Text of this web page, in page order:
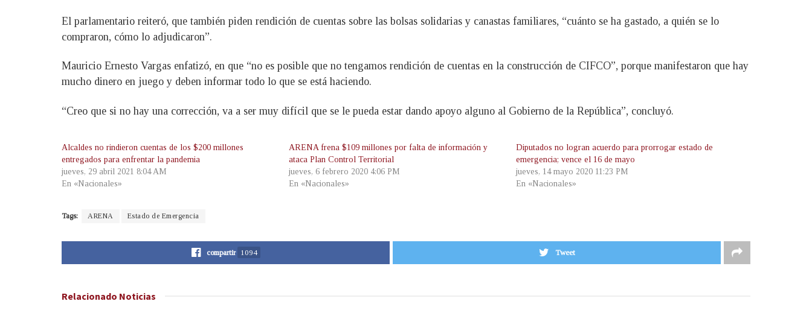
El parlamentario reiteró, que también piden rendición de cuentas sobre las bolsas solidarias y canastas familiares, “cuánto se ha gastado, a quién se lo
compraron, cómo lo adjudicaron”.
Mauricio Ernesto Vargas enfatizó, en que “no es posible que no tengamos rendición de cuentas en la construcción de CIFCO”, porque manifestaron que hay
mucho dinero en juego y deben informar todo lo que se está haciendo.
“Creo que si no hay una corrección, va a ser muy difícil que se le pueda estar dando apoyo alguno al Gobierno de la República”, concluyó.
Alcaldes no rindieron cuentas de los $200 millones
entregados para enfrentar la pandemia
jueves, 29 abril 2021 8:04 AM
En «Nacionales»
ARENA frena $109 millones por falta de información y
ataca Plan Control Territorial
jueves, 6 febrero 2020 4:06 PM
En «Nacionales»
Diputados no logran acuerdo para prorrogar estado de
emergencia; vence el 16 de mayo
jueves, 14 mayo 2020 11:23 PM
En «Nacionales»
Tags: ARENA Estado de Emergencia
compartir 1094 Tweet
Relacionado Noticias